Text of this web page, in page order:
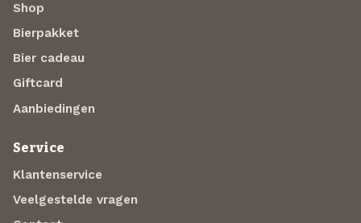
Shop
Bierpakket
Bier cadeau
Giftcard
Aanbiedingen
Service
Klantenservice
Veelgestelde vragen